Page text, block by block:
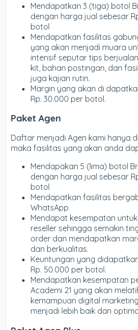
Mendapatkan 3 (tiga) botol
dengan harga jual sebesar
botol
Mendapatkan fasilitas
yang akan menjadi muara
intensif seputar tips
kit, bahan postingan, dan
juga kajian rutin.
Margin yang akan di
Rp. 30.000 per botol.
Paket Agen
Daftar menjadi Agen kami hanya
maka fasilitas yang akan anda
Mendapakan 5 (lima) botol
dengan harga jual sebesar
botol
Mendapatkan fasilitas
WhatsApp
Mendapat kesempatan
reseller sehingga semakin
order dan mendapatkan
dan berkualitas.
Keuntungan yang
Rp. 50.000 per botol.
Mendapatkan kesempatan
Academi 21 yang akan
kemampuan digital
menjadi lebih baik dan